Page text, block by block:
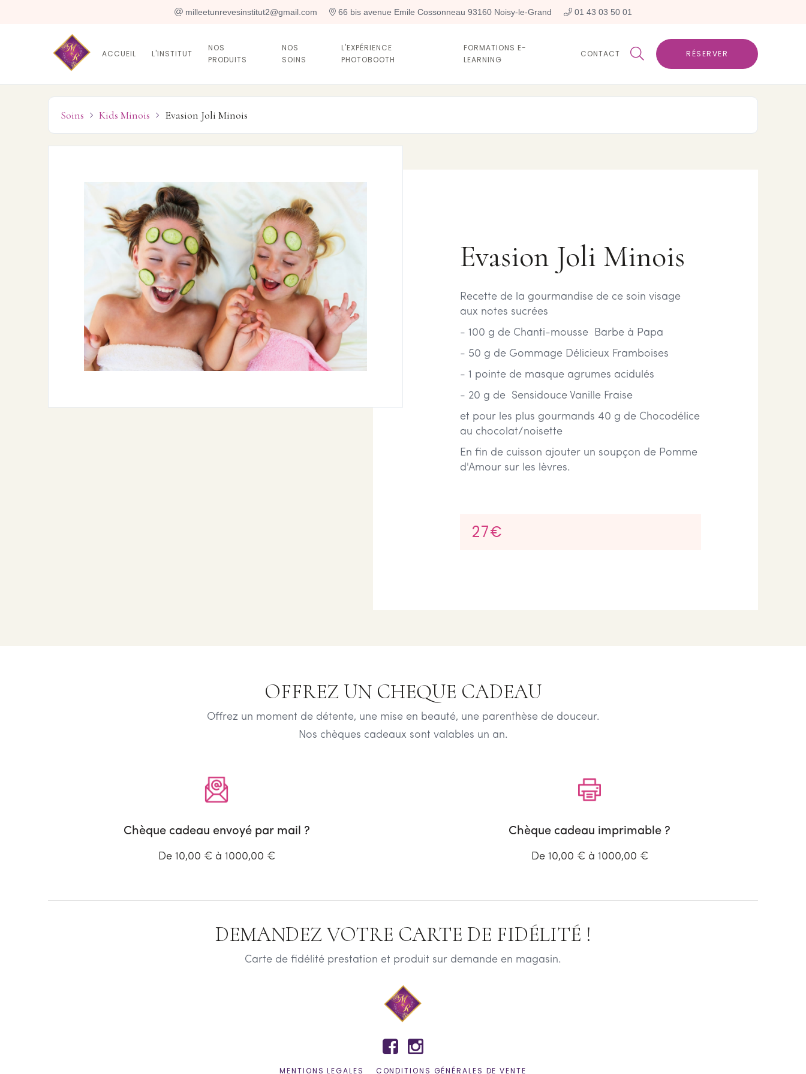
 milleetunrevesinstitut2@gmail.com  66 bis avenue Emile Cossonneau 93160 Noisy-le-Grand  01 43 03 50 01
ACCUEIL L'INSTITUT
NOS
PRODUITS
NOS
SOINS
L'EXPÉRIENCE
PHOTOBOOTH
FORMATIONS E-
LEARNING
CONTACT  RÉSERVER
Soins  Kids Minois  Evasion Joli Minois
Evasion Joli Minois
Recette de la gourmandise de ce soin visage
aux notes sucrées
- 100 g de Chanti-mousse Barbe à Papa
- 50 g de Gommage Délicieux Framboises
- 1 pointe de masque agrumes acidulés
- 20 g de Sensidouce Vanille Fraise
et pour les plus gourmands 40 g de Chocodélice
au chocolat/noisette
En fin de cuisson ajouter un soupçon de Pomme
d'Amour sur les lèvres.
27€
OFFREZ UN CHEQUE CADEAU
Offrez un moment de détente, une mise en beauté, une parenthèse de douceur.
Nos chèques cadeaux sont valables un an.
Chèque cadeau envoyé par mail ?
De 10,00 € à 1000,00 €
Chèque cadeau imprimable ?
De 10,00 € à 1000,00 €
DEMANDEZ VOTRE CARTE DE FIDÉLITÉ !
Carte de fidélité prestation et produit sur demande en magasin.
 
MENTIONS LEGALES CONDITIONS GÉNÉRALES DE VENTE